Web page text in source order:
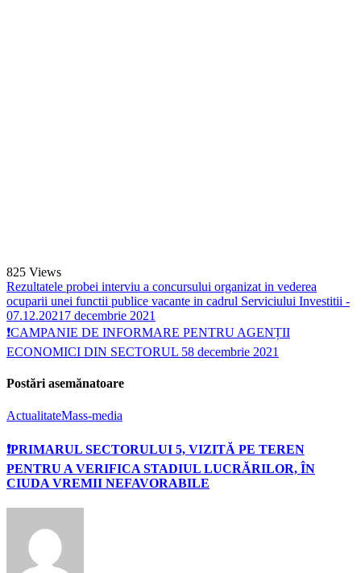
825 Views
Rezultatele probei interviu a concursului organizat in vederea
ocuparii unei functii publice vacante in cadrul Serviciului Investitii -
07.12.2021 7 decembrie 2021
❗CAMPANIE DE INFORMARE PENTRU AGENȚII
ECONOMICI DIN SECTORUL 58 decembrie 2021
Postări asemănatoare
ActualitateMass-media
❗PRIMARUL SECTORULUI 5, VIZITĂ PE TEREN
PENTRU A VERIFICA STADIUL LUCRĂRILOR, ÎN
CIUDA VREMII NEFAVORABILE